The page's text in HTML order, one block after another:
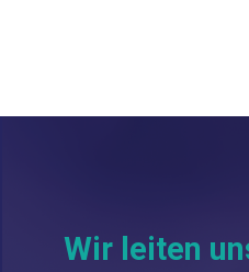
Wir leiten